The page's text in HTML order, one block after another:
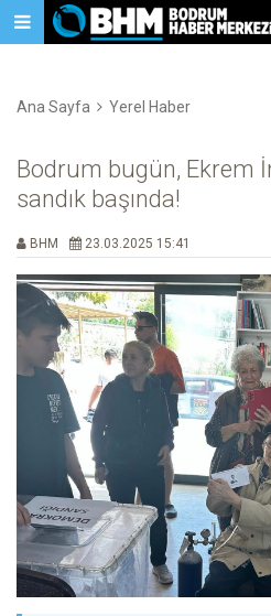
Ana Sayfa Yerel Haber
Bodrum bugün, Ekrem
sandık başında!
BHM 23.03.2025 15:41